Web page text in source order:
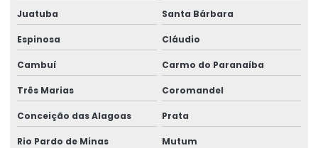
Reforma de talha elétrica em am
Reforma de talha elétrica em sc
Representação swf krantechnik brasil
Retrofit de pontes rolantes
Juatuba Santa Bárbara
Espinosa Cláudio
Cambuí Carmo do Paranaíba
Três Marias Coromandel
Conceição das Alagoas Prata
Rio Pardo de Minas Mutum